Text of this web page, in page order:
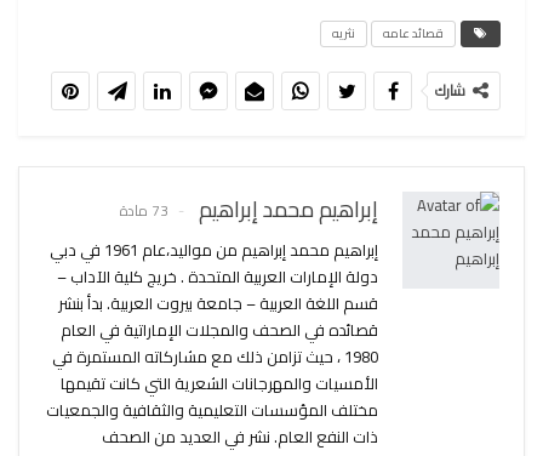
قصائد عامه نثريه
شارك
إبراهيم محمد إبراهيم 73 مادة
إبراهيم محمد إبراهيم من مواليد،عام 1961 في دبي
دولة الإمارات العربية المتحدة . خريج كلية الآداب –
قسم اللغة العربية – جامعة بيروت العربية. بدأ بنشر
قصائده في الصحف والمجلات الإماراتية في العام
1980 ، حيث تزامن ذلك مع مشاركاته المستمرة في
الأمسيات والمهرجانات الشعرية التي كانت تقيمها
مختلف المؤسسات التعليمية والثقافية والجمعيات
ذات النفع العام. نشر في العديد من الصحف